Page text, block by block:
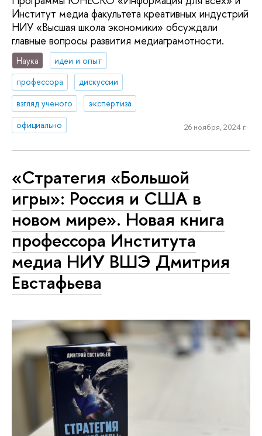
Институт медиа факультета креативных индустрий
НИУ «Высшая школа экономики» обсуждали
главные вопросы развития медиаграмотности.
Наука
идеи и опыт
профессора
дискуссии
взгляд ученого
экспертиза
официально
26 ноября, 2024 г.
«Стратегия «Большой
игры»: Россия и США в
новом мире». Новая книга
профессора Института
медиа НИУ ВШЭ Дмитрия
Евстафьева